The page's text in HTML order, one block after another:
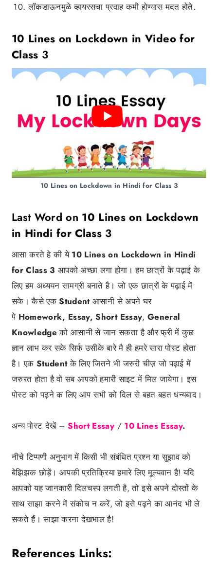
लॉकडाऊनमुळे व्हायरसचा प्रवाह कमी होण्यास मदत होते.
10 Lines on Lockdown in Video for
Class 3
10 Lines on Lockdown in Hindi for Class 3
Last Word on 10 Lines on Lockdown
in Hindi for Class 3
आसा करते हे की ये 10 Lines on Lockdown in Hindi
for Class3आपको अच्छा लगा होगा। हम छात्रों के पढ़ाई के
लिए हम अध्ययन सामग्री बनाते है। जो एक छात्रों के पढ़ाई में
सके। कैसे एकStudentआसानी से अपने घर
पे Homework, Essay, Short Essay, General
Knowledge को आसानी से जान सकता है और फ्री में कुछ
ज्ञान लाभ कर सके सिर्फ उसीके बारे मै ही हमरे सारा पोस्ट होता
है। एकStudentके लिए जितने भी जरुरी चीज़ जो पढ़ाई में
जरुरत होता है वो सब आपको हमारी साइट में मिल जायेगा। इस
पोस्ट को पढ़ने क लिए आप सभी को दिल से बहत बहत धन्यबाद।
अन्य पोस्ट देखें –Short Essay / 10 Lines Essay.
नीचे टिप्पणी अनुभाग में किसी भी संबंधित प्रश्न या सुझाव को
बेझिझक छोड़ें। आपकी प्रतिक्रिया हमारे लिए मूल्यवान है! यदि
आपको यह जानकारी दिलचस्प लगती है, तो इसे अपने दोस्तों के
साथ साझा करने में संकोच न करें, जो इसे पढ़ने का आनंद भी ले
सकते हैं। साझा करना देखभाल है!
References Links: